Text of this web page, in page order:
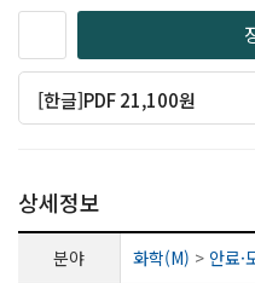
[한글]PDF 21,100원
상세정보
분야 화학(M) > 안료·